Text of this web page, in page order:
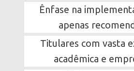
Ênfase na
apenas
Titulares com vasta
acadêmica e